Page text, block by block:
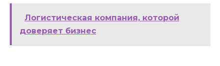
Логистическая компания, которой
доверяет бизнес